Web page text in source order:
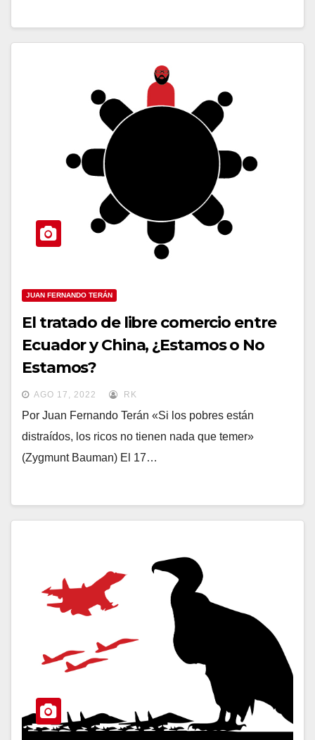
JUAN FERNANDO TERÁN
El tratado de libre comercio entre
Ecuador y China, ¿Estamos o No
Estamos?
AGO 17, 2022 RK
Por Juan Fernando Terán «Si los pobres están
distraídos, los ricos no tienen nada que temer»
(Zygmunt Bauman) El 17…